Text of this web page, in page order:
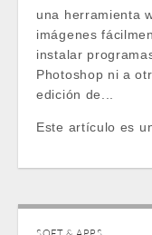
una herramienta
imágenes
instalar
Photoshop ni a
edición de...
Este artículo es